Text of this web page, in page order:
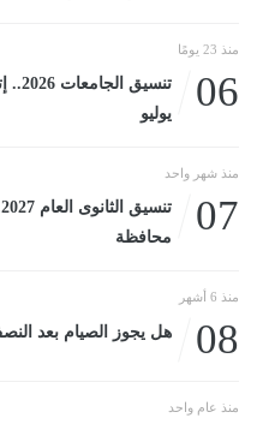
منذ 23 يومًا
06
يوليو
منذ شهر واحد
07
محافظة
منذ 6 أشهر
08 هل يجوز الصيام بعد
منذ عام واحد